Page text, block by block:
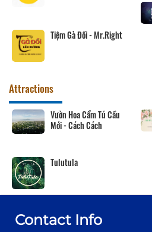
Tiệm Gà Đồi - Mr.Right
Attractions
Vườn Hoa Cẩm Tú Cầu
Mới - Cách Cách
Tulutula
Contact Info